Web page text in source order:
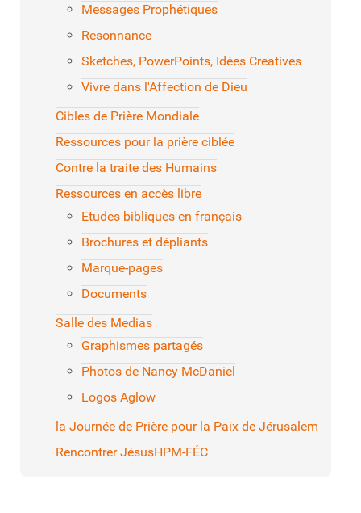
Messages Prophétiques
Resonnance
Sketches, PowerPoints, Idées Creatives
Vivre dans l'Affection de Dieu
Cibles de Prière Mondiale
Ressources pour la prière ciblée
Contre la traite des Humains
Ressources en accès libre
Etudes bibliques en français
Brochures et dépliants
Marque-pages
Documents
Salle des Medias
Graphismes partagés
Photos de Nancy McDaniel
Logos Aglow
la Journée de Prière pour la Paix de Jérusalem
Rencontrer JésusHPM-FÉC